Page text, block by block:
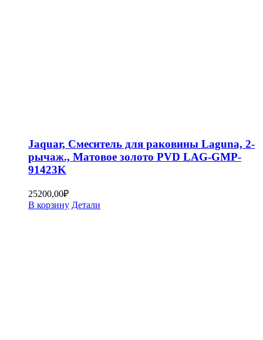
Jaquar, Смеситель для раковины Laguna, 2-
рычаж., Матовое золото PVD LAG-GMP-
91423K
25200,00₽
В корзину Детали